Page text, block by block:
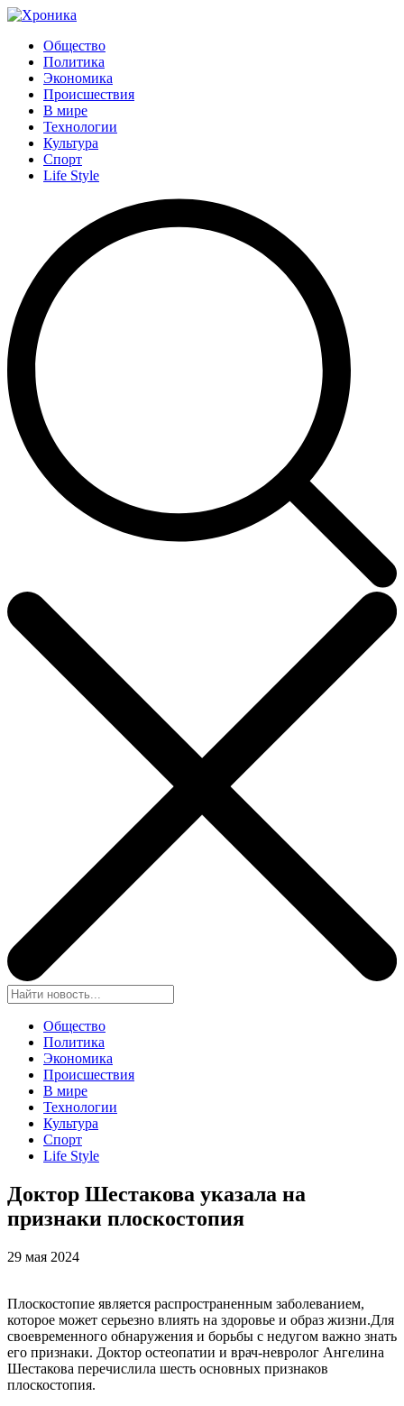
Общество
Политика
Экономика
Происшествия
В мире
Технологии
Культура
Спорт
Life Style
Общество
Политика
Экономика
Происшествия
В мире
Технологии
Культура
Спорт
Life Style
Доктор Шестакова указала на
признаки плоскостопия
29 мая 2024
Плоскостопие является распространенным заболеванием,
которое может серьезно влиять на здоровье и образ жизни.Для
своевременного обнаружения и борьбы с недугом важно знать
его признаки. Доктор остеопатии и врач-невролог Ангелина
Шестакова перечислила шесть основных признаков
плоскостопия.